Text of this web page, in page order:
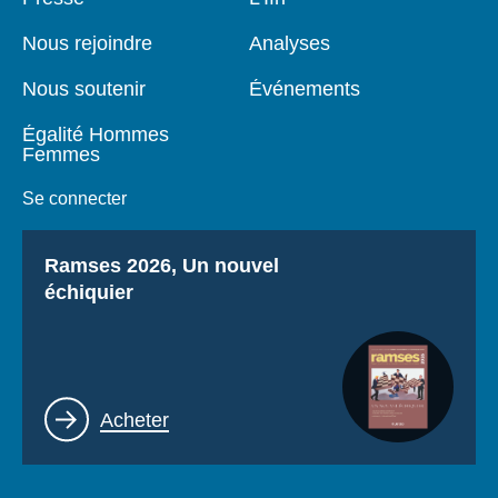
Nous rejoindre
Nous soutenir
Égalité Hommes
Femmes
Se connecter
Analyses
Événements
Titre
Ramses 2026, Un nouvel
échiquier
Lien
Acheter